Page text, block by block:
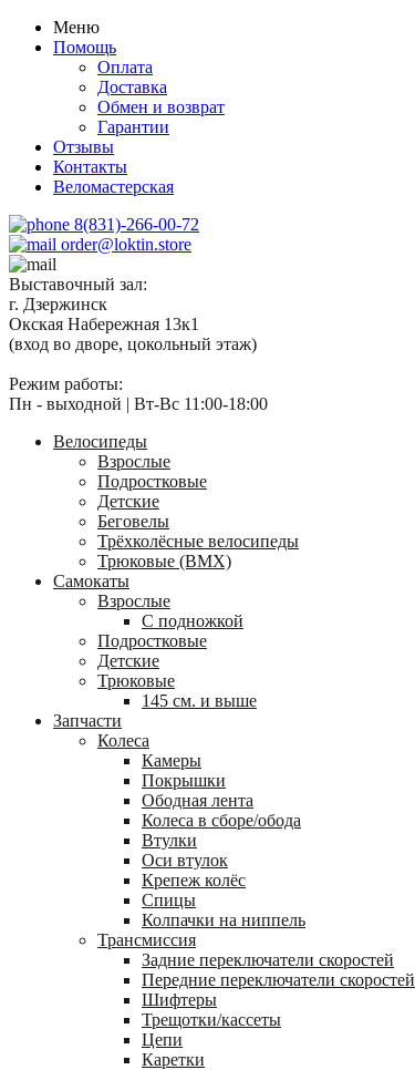
Меню
Помощь
Оплата
Доставка
Обмен и возврат
Гарантии
Отзывы
Контакты
Веломастерская
8(831)-266-00-72
order@loktin.store
Выставочный зал:
г. Дзержинск
Окская Набережная 13к1
(вход во дворе, цокольный этаж)
Режим работы:
Пн - выходной | Вт-Вс 11:00-18:00
Велосипеды
Взрослые
Подростковые
Детские
Беговелы
Трёхколёсные велосипеды
Трюковые (BMX)
Самокаты
Взрослые
С подножкой
Подростковые
Детские
Трюковые
145 см. и выше
Запчасти
Колеса
Камеры
Покрышки
Ободная лента
Колеса в сборе/обода
Втулки
Оси втулок
Крепеж колёс
Спицы
Колпачки на ниппель
Трансмиссия
Задние переключатели скоростей
Передние переключатели скоростей
Шифтеры
Трещотки/кассеты
Цепи
Каретки